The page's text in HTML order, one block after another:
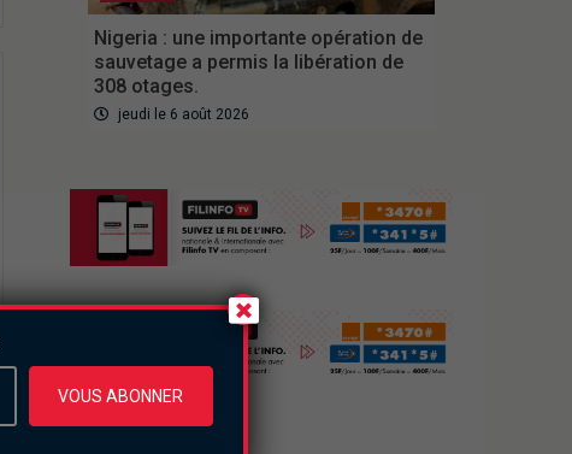
Nigeria : une importante opération de
sauvetage a permis la libération de
308 otages.
jeudi le 6 août 2026
VOUS ABONNER